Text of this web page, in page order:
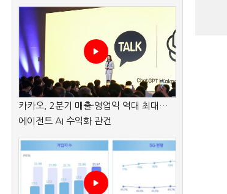
카카오, 2분기 매출·영업익 역대 최대…
에이전트 AI 수익화 관건